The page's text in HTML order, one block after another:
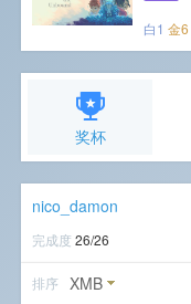
白1 金6
奖杯
nico_damon
完成度 26/26
排序 XMB